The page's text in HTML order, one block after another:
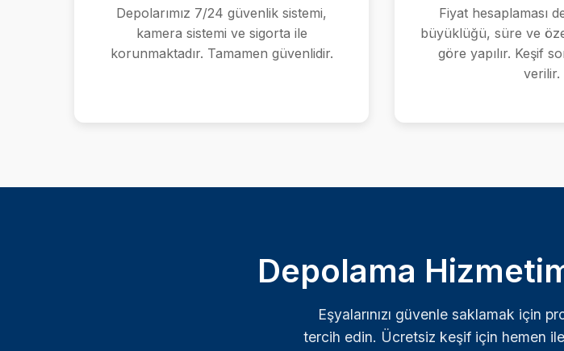
Depolarımız 7/24 güvenlik sistemi,
kamera sistemi ve sigorta ile
korunmaktadır. Tamamen güvenlidir.
Fiyat hesaplaması
büyüklüğü, süre ve
göre yapılır. Keşif
verilir.
Depolama
Eşyalarınızı güvenle saklamak için
tercih edin. Ücretsiz keşif için hemen